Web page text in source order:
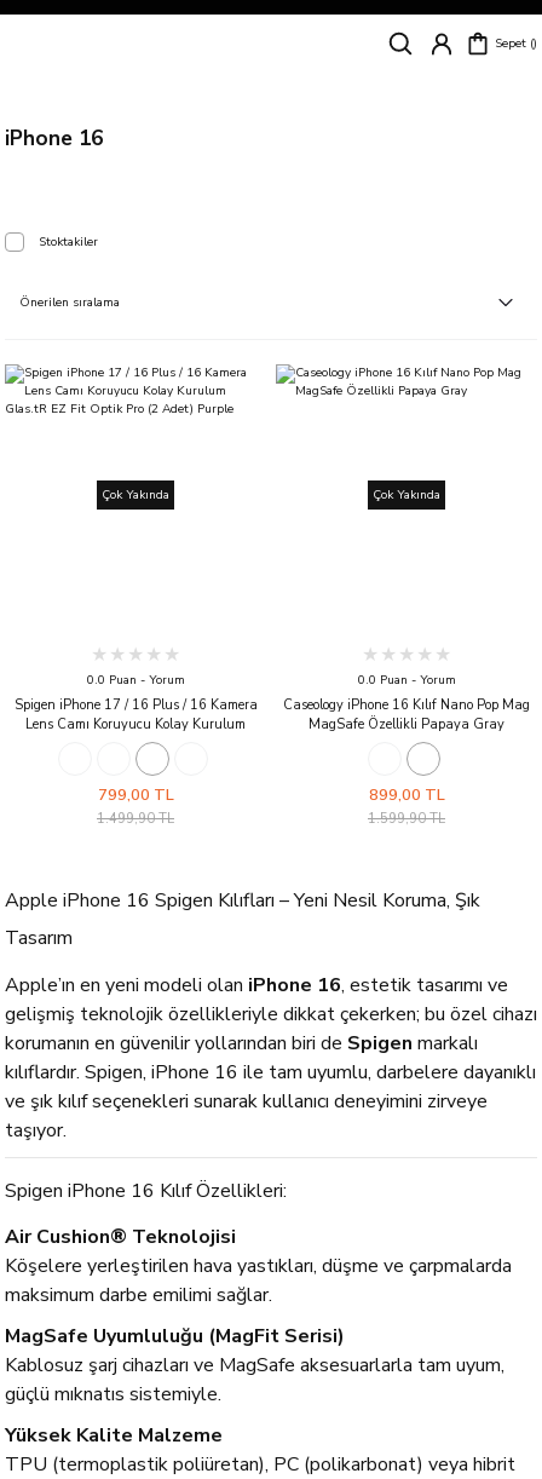
Siparişleriniz
Sepet
iPhone 16
Stoktakiler
Çok Yakında
0.0 Puan - Yorum
Spigen iPhone 17 / 16 Plus / 16 Kamera
Lens Camı Koruyucu Kolay Kurulum
Glas.tR EZ Fit Optik Pro (2 Adet) Purple
799,00 TL
1.499,90 TL
Çok Yakında
0.0 Puan - Yorum
Caseology iPhone 16 Kılıf Nano Pop Mag
MagSafe Özellikli Papaya Gray
899,00 TL
1.599,90 TL
Apple iPhone 16 Spigen Kılıfları – Yeni Nesil Koruma, Şık
Tasarım
Apple’ın en yeni modeli olan iPhone 16, estetik tasarımı ve
gelişmiş teknolojik özellikleriyle dikkat çekerken; bu özel cihazı
korumanın en güvenilir yollarından biri de Spigen markalı
kılıflardır. Spigen, iPhone 16 ile tam uyumlu, darbelere dayanıklı
ve şık kılıf seçenekleri sunarak kullanıcı deneyimini zirveye
taşıyor.
Spigen iPhone 16 Kılıf Özellikleri:
Air Cushion® Teknolojisi
Köşelere yerleştirilen hava yastıkları, düşme ve çarpmalarda
maksimum darbe emilimi sağlar.
MagSafe Uyumluluğu (MagFit Serisi)
Kablosuz şarj cihazları ve MagSafe aksesuarlarla tam uyum,
güçlü mıknatıs sistemiyle.
Yüksek Kalite Malzeme
TPU (termoplastik poliüretan), PC (polikarbonat) veya hibrit